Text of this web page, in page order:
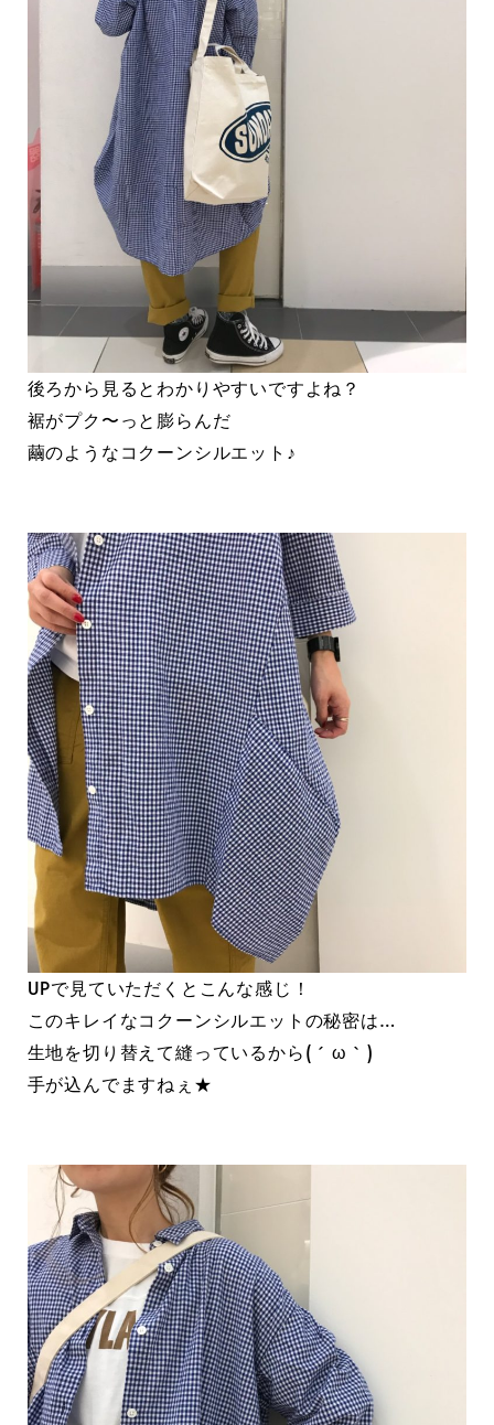
後ろから見るとわかりやすいですよね？
裾がプク〜っと膨らんだ
繭のようなコクーンシルエット♪
UPで見ていただくとこんな感じ！
このキレイなコクーンシルエットの秘密は…
生地を切り替えて縫っているから( ´ ω ` )
手が込んでますねぇ★